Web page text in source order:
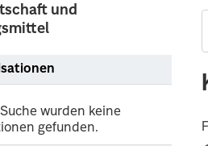
und
wurden keine
gefunden.